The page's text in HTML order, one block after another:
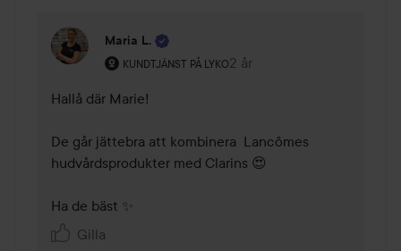
Maria L.
KUNDTJÄNST PÅ LYKO
Användarens roll: Kundtjänst på Lyko.
2 år
Kommentaren lades 2 år
Hallå där Marie!
De går jättebra att kombinera  Lancômes
hudvårdsprodukter med Clarins 😍
Ha de bäst ✨
Gilla